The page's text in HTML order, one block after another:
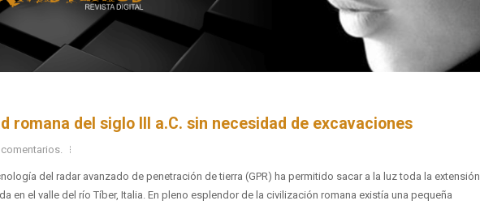
romana del siglo III a.C. sin necesidad de excavaciones
del radar avanzado de penetración de tierra (GPR) ha permitido sacar a la luz toda la extensión
en el valle del río Tíber, Italia. En pleno esplendor de la civilización romana existía una pequeña